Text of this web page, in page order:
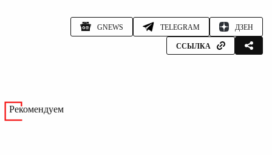
GNEWS TELEGRAM ДЗЕН
ССЫЛКА
Рекомендуем